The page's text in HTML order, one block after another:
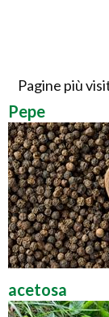
Pagine più
Pepe
acetosa